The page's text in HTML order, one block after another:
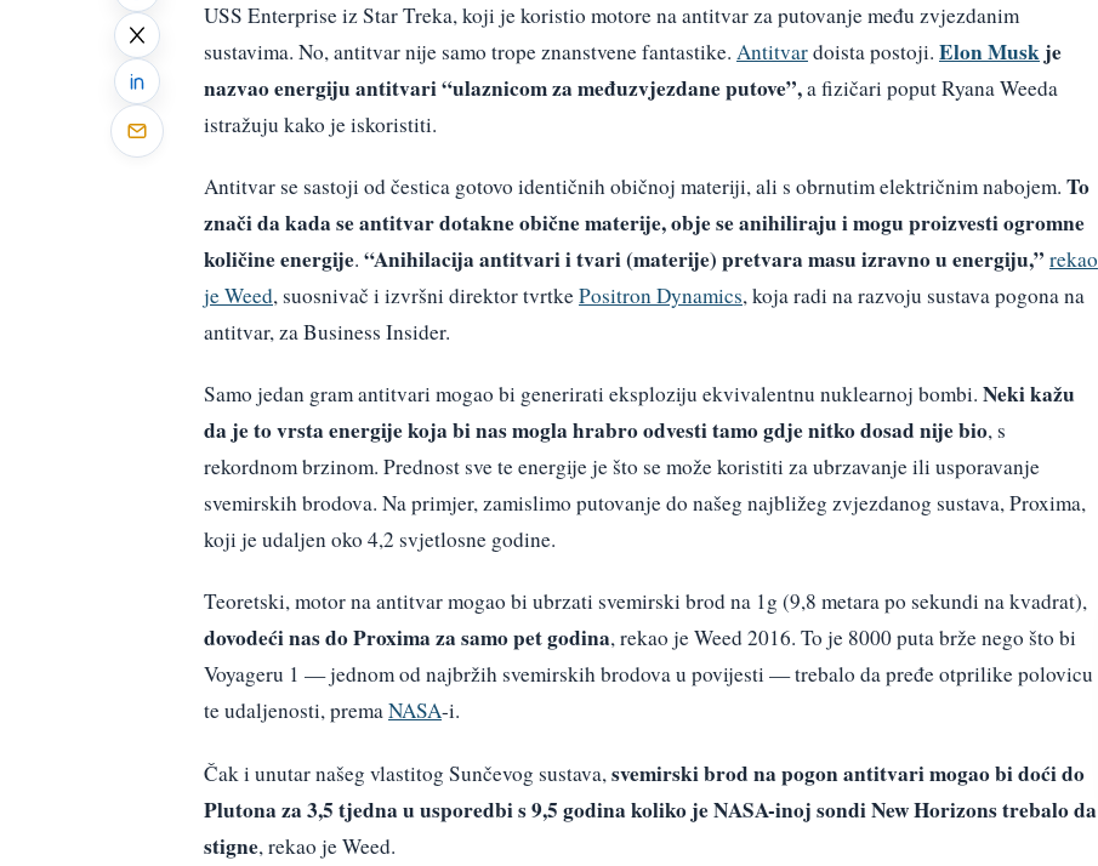
USS Enterprise iz Star Treka, koji je koristio motore na antitvar za putovanje među zvjezdanim
sustavima. No, antitvar nije samo trope znanstvene fantastike. Antitvardoista postoji. Elon Musk je
nazvao energiju antitvari “ulaznicom za međuzvjezdane putove”,a fizičari poput Ryana Weeda
istražuju kako je iskoristiti.
Antitvar se sastoji od čestica gotovo identičnih običnoj materiji, ali s obrnutim električnim nabojem. To
znači da kada se antitvar dotakne obične materije, obje se anihiliraju i mogu proizvesti ogromne
količine energije. “Anihilacija antitvari i tvari (materije) pretvara masu izravno u energiju,” rekao
je Weed, suosnivač i izvršni direktor tvrtkePositron Dynamics, koja radi na razvoju sustava pogona na
antitvar, za Business Insider.
Samo jedan gram antitvari mogao bi generirati eksploziju ekvivalentnu nuklearnoj bombi. Neki kažu
da je to vrsta energije koja bi nas mogla hrabro odvesti tamo gdje nitko dosad nije bio, s
rekordnom brzinom. Prednost sve te energije je što se može koristiti za ubrzavanje ili usporavanje
svemirskih brodova. Na primjer, zamislimo putovanje do našeg najbližeg zvjezdanog sustava, Proxima,
koji je udaljen oko 4,2 svjetlosne godine.
Teoretski, motor na antitvar mogao bi ubrzati svemirski brod na 1g (9,8 metara po sekundi na kvadrat),
dovodeći nas do Proxima za samo pet godina, rekao je Weed 2016. To je 8000 puta brže nego što bi
Voyageru 1 — jednom od najbržih svemirskih brodova u povijesti — trebalo da pređe otprilike polovicu
te udaljenosti, premaNASA-i.
Čak i unutar našeg vlastitog Sunčevog sustava, svemirski brod na pogon antitvari mogao bi doći do
Plutona za 3,5 tjedna u usporedbi s 9,5 godina koliko je NASA-inoj sondi New Horizons trebalo da
stigne, rekao je Weed.